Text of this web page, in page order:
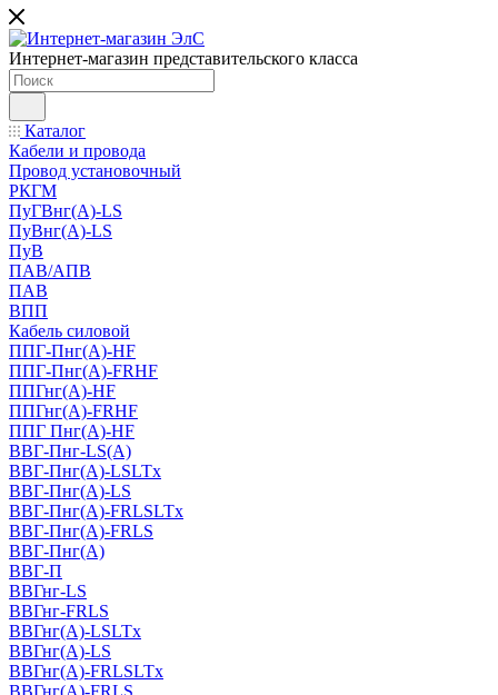
Интернет-магазин представительского класса
Каталог
Кабели и провода
Провод установочный
РКГМ
ПуГВнг(А)-LS
ПуВнг(А)-LS
ПуВ
ПАВ/АПВ
ПАВ
ВПП
Кабель силовой
ППГ-Пнг(А)-HF
ППГ-Пнг(А)-FRHF
ППГнг(А)-HF
ППГнг(А)-FRHF
ППГ Пнг(А)-HF
ВВГ-Пнг-LS(А)
ВВГ-Пнг(А)-LSLTx
ВВГ-Пнг(А)-LS
ВВГ-Пнг(А)-FRLSLTx
ВВГ-Пнг(А)-FRLS
ВВГ-Пнг(А)
ВВГ-П
ВВГнг-LS
ВВГнг-FRLS
ВВГнг(А)-LSLTx
ВВГнг(А)-LS
ВВГнг(А)-FRLSLTx
ВВГнг(А)-FRLS